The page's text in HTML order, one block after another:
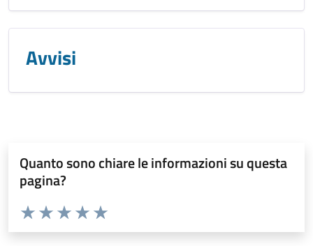
Avvisi
Quanto sono chiare le informazioni su questa
pagina?
Valuta da 1 a 5 stelle la pagina
Valuta 5 stelle su 5
Valuta 4 stelle su 5
Valuta 3 stelle su 5
Valuta 2 stelle su 5
Valuta 1 stelle su 5